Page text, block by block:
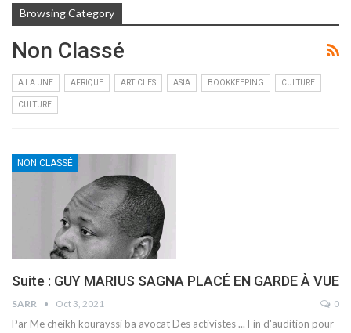
Browsing Category
Non Classé
A LA UNE AFRIQUE ARTICLES ASIA BOOKKEEPING CULTURE
CULTURE
NON CLASSÉ
Suite : GUY MARIUS SAGNA PLACÉ EN GARDE À VUE
SARR Oct 3, 2021 0
Par Me cheikh kourayssi ba avocat Des activistes ... Fin d'audition pour